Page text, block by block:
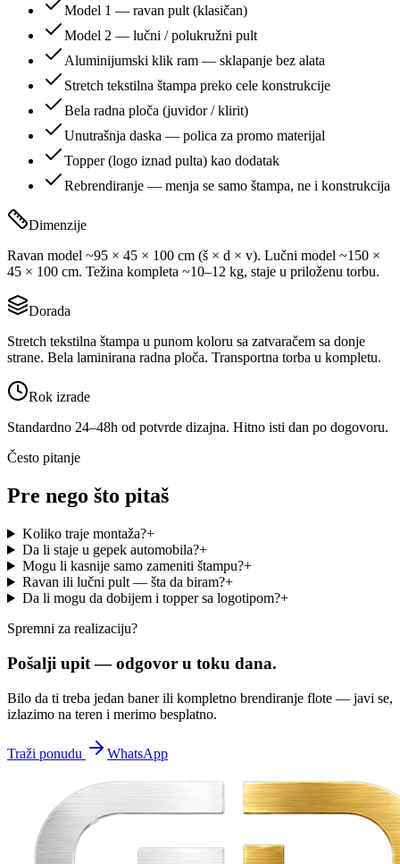
Model 1 — ravan pult (klasičan)
Model 2 — lučni / polukružni pult
Aluminijumski klik ram — sklapanje bez alata
Stretch tekstilna štampa preko cele konstrukcije
Bela radna ploča (juvidor / klirit)
Unutrašnja daska — polica za promo materijal
Topper (logo iznad pulta) kao dodatak
Rebrendiranje — menja se samo štampa, ne i konstrukcija
Dimenzije
Ravan model ~95 × 45 × 100 cm (š × d × v). Lučni model ~150 ×
45 × 100 cm. Težina kompleta ~10–12 kg, staje u priloženu torbu.
Dorada
Stretch tekstilna štampa u punom koloru sa zatvaračem sa donje
strane. Bela laminirana radna ploča. Transportna torba u kompletu.
Rok izrade
Standardno 24–48h od potvrde dizajna. Hitno isti dan po dogovoru.
Često pitanje
Pre nego što pitaš
Koliko traje montaža?+
Da li staje u gepek automobila?+
Mogu li kasnije samo zameniti štampu?+
Ravan ili lučni pult — šta da biram?+
Da li mogu da dobijem i topper sa logotipom?+
Spremni za realizaciju?
Pošalji upit —odgovor u toku dana.
Bilo da ti treba jedan baner ili kompletno brendiranje flote — javi se,
izlazimo na teren i merimo besplatno.
Traži ponudu WhatsApp